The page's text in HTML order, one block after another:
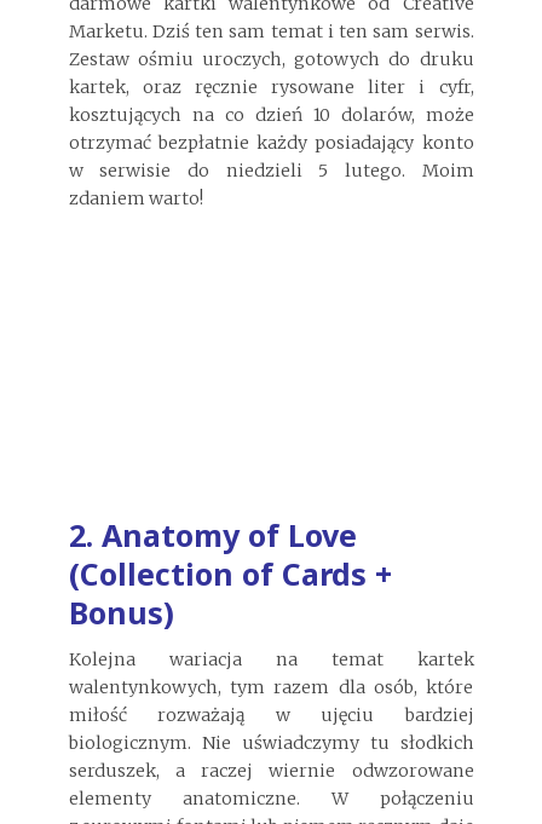
Marketu. Dziś ten sam temat i ten sam serwis.
Zestaw ośmiu uroczych, gotowych do druku
kartek, oraz ręcznie rysowane liter i cyfr,
kosztujących na co dzień 10 dolarów, może
otrzymać bezpłatnie każdy posiadający konto
w serwisie do niedzieli 5 lutego. Moim
zdaniem warto!
2. Anatomy of Love
(Collection of Cards +
Bonus)
Kolejna wariacja na temat kartek
walentynkowych, tym razem dla osób, które
miłość rozważają w ujęciu bardziej
biologicznym. Nie uświadczymy tu słodkich
serduszek, a raczej wiernie odwzorowane
elementy anatomiczne. W połączeniu